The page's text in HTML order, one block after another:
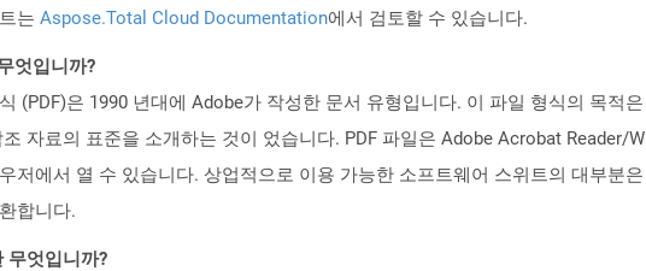
는 Aspose.Total Cloud Documentation에서 검토할 수 있습니다.
엇입니까?
(PDF)은 1990 년대에 Adobe가 작성한 문서 유형입니다. 이 파일 형식의 목적
자료의 표준을 소개하는 것이 었습니다. PDF 파일은 Adobe Acrobat Reader/
저에서 열 수 있습니다. 상업적으로 이용 가능한 소프트웨어 스위트의 대부분
합니다.
무엇입니까?